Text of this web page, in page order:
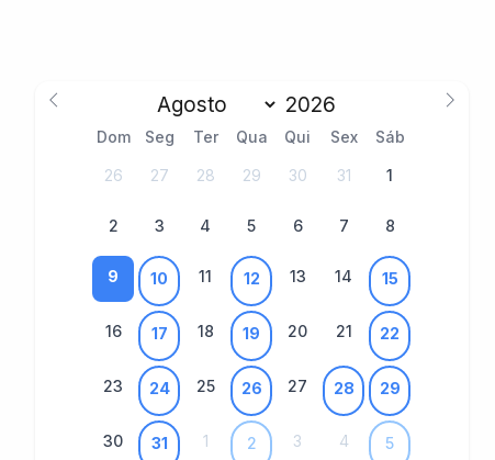
Dom Seg Ter Qua Qui Sex Sáb
26 27 28 29 30 31 1
2 3 4 5 6 7 8
9 10 11 12 13 14 15
16 17 18 19 20 21 22
23 24 25 26 27 28 29
30 31 1 2 3 4 5